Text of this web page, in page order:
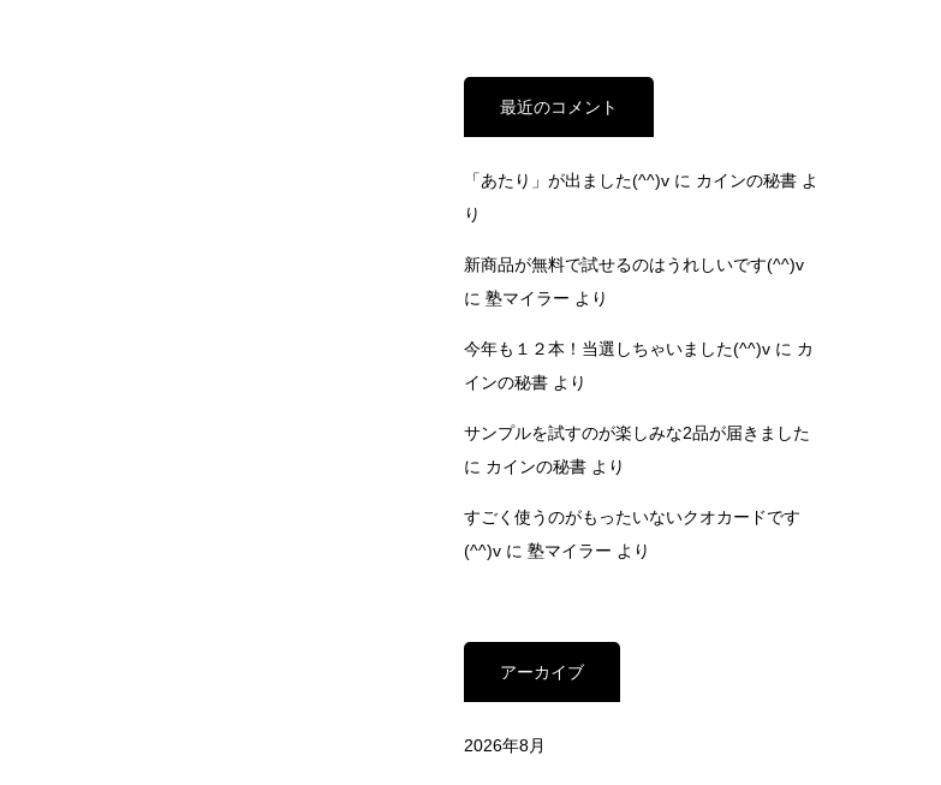
最近のコメント
「あたり」が出ました(^^)v に カインの秘書 よ
り
新商品が無料で試せるのはうれしいです(^^)v
に 塾マイラー より
今年も１２本！当選しちゃいました(^^)v に カ
インの秘書 より
サンプルを試すのが楽しみな2品が届きました
に カインの秘書 より
すごく使うのがもったいないクオカードです
(^^)v に 塾マイラー より
アーカイブ
2026年8月